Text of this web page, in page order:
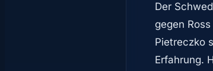
Der
gegen
Pietreczko
Erfahrung.